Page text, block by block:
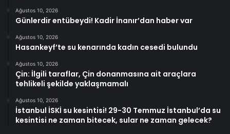
Ağustos 10, 2026
Günlerdir entübeydi! Kadir İnanır’dan haber var
Ağustos 10, 2026
Hasankeyf’te su kenarında kadın cesedi bulundu
Ağustos 10, 2026
Çin: İlgili taraflar, Çin donanmasına ait araçlara
tehlikeli şekilde yaklaşmamalı
Ağustos 10, 2026
İstanbul İSKİ su kesintisi! 29-30 Temmuz İstanbul’da su
kesintisi ne zaman bitecek, sular ne zaman gelecek?